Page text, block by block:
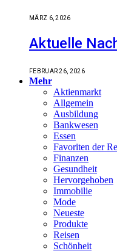
MÄRZ 6, 2026
Aktuelle
FEBRUAR 26, 2026
Mehr
Aktienmarkt
Allgemein
Ausbildung
Bankwesen
Essen
Favoriten der
Finanzen
Gesundheit
Hervorgehoben
Immobilie
Mode
Neueste
Produkte
Reisen
Schönheit